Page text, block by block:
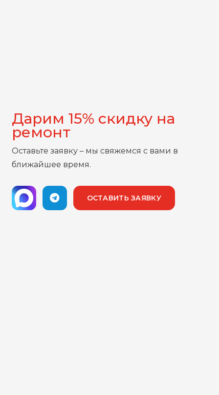
Дарим 15% скидку на
ремонт
Оставьте заявку – мы свяжемся с вами в
ближайшее время.
ОСТАВИТЬ ЗАЯВКУ